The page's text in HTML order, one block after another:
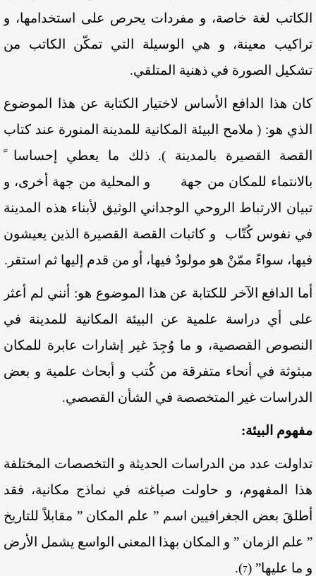
الكاتب لغة خاصة، و مفردات يحرص على استخدامها، و
تراكيب معينة، و هي الوسيلة التي تمكّن الكاتب من
تشكيل الصورة في ذهنية المتلقي.
كان هذا الدافع الأساس لاختيار الكتابة عن هذا الموضوع
الذي هو: ( ملامح البيئة المكانية للمدينة المنورة عند كتاب
القصة القصيرة بالمدينة ). ذلك ما يعطي إحساسا ً
بالانتماء للمكان من جهة و المحلية من جهة أخرى، و
تبيان الارتباط الروحي الوجداني الوثيق لأبناء هذه المدينة
في نفوس كُتّاب و كاتبات القصة القصيرة الذين يعيشون
فيها، سواءً ممّنْ هو مولودٌ فيها، أو من قدم إليها ثم استقر.
أما الدافع الآخر للكتابة عن هذا الموضوع هو: أنني لم أعثر
على أي دراسة علمية عن البيئة المكانية للمدينة في
النصوص القصصية، و ما وُجِدَ غير إشارات عابرة للمكان
مبثوثة في أنحاء متفرقة من كُتب و أبحاث علمية و بعض
الدراسات غير المتخصصة في الشأن القصصي.
مفهوم البيئة:
تداولت عدد من الدراسات الحديثة و التخصصات المختلفة
هذا المفهوم، و حاولت صياغته في نماذج مكانية، فقد
أطلقَ بعض الجغرافيين اسم ” علم المكان ” مقابلاً للتاريخ
” علم الزمان ” و المكان بهذا المعنى الواسع يشمل الأرض
و ما عليها” (
7
)
.